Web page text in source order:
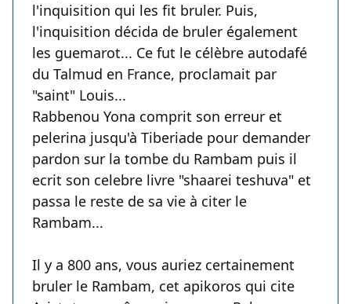
l'inquisition qui les fit bruler. Puis,
l'inquisition décida de bruler également
les guemarot... Ce fut le célèbre autodafé
du Talmud en France, proclamait par
"saint" Louis...
Rabbenou Yona comprit son erreur et
pelerina jusqu'à Tiberiade pour demander
pardon sur la tombe du Rambam puis il
ecrit son celebre livre "shaarei teshuva" et
passa le reste de sa vie à citer le
Rambam...
Il y a 800 ans, vous auriez certainement
bruler le Rambam, cet apikoros qui cite